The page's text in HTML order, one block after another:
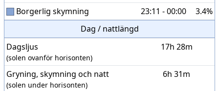
Borgerlig skymning
23:11 - 00:00
3.4%
Dag / nattlängd
Dagsljus
(solen ovanför horisonten)
17h 28m
Gryning, skymning och natt
(solen under horisonten)
6h 31m